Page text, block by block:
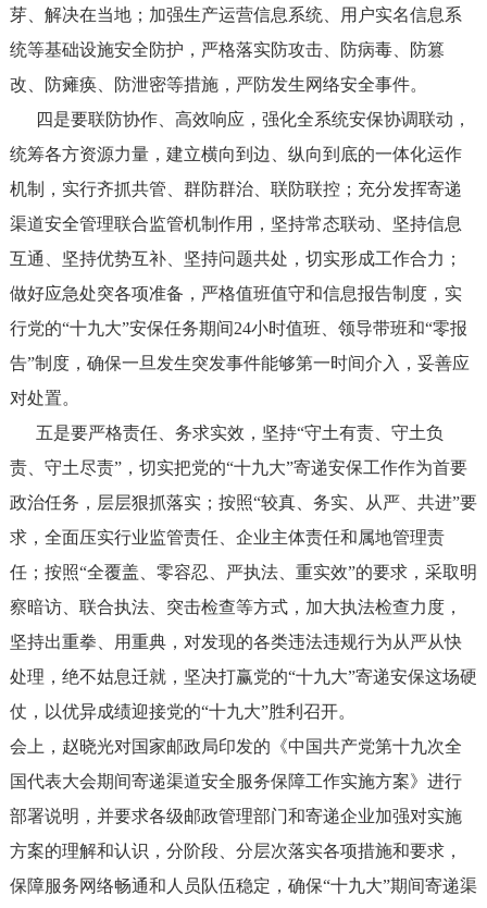
芽、解决在当地；加强生产运营信息系统、用户实名信息系
统等基础设施安全防护，严格落实防攻击、防病毒、防篡
改、防瘫痪、防泄密等措施，严防发生网络安全事件。
四是要联防协作、高效响应，强化全系统安保协调联动，
统筹各方资源力量，建立横向到边、纵向到底的一体化运作
机制，实行齐抓共管、群防群治、联防联控；充分发挥寄递
渠道安全管理联合监管机制作用，坚持常态联动、坚持信息
互通、坚持优势互补、坚持问题共处，切实形成工作合力；
做好应急处突各项准备，严格值班值守和信息报告制度，实
行党的“十九大”安保任务期间24小时值班、领导带班和“零报
告”制度，确保一旦发生突发事件能够第一时间介入，妥善应
对处置。
五是要严格责任、务求实效，坚持“守土有责、守土负
责、守土尽责”，切实把党的“十九大”寄递安保工作作为首要
政治任务，层层狠抓落实；按照“较真、务实、从严、共进”要
求，全面压实行业监管责任、企业主体责任和属地管理责
任；按照“全覆盖、零容忍、严执法、重实效”的要求，采取明
察暗访、联合执法、突击检查等方式，加大执法检查力度，
坚持出重拳、用重典，对发现的各类违法违规行为从严从快
处理，绝不姑息迁就，坚决打赢党的“十九大”寄递安保这场硬
仗，以优异成绩迎接党的“十九大”胜利召开。
会上，赵晓光对国家邮政局印发的《中国共产党第十九次全
国代表大会期间寄递渠道安全服务保障工作实施方案》进行
部署说明，并要求各级邮政管理部门和寄递企业加强对实施
方案的理解和认识，分阶段、分层次落实各项措施和要求，
保障服务网络畅通和人员队伍稳定，确保“十九大”期间寄递渠